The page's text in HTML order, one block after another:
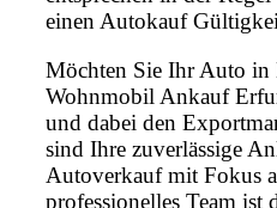
einen Autokauf
Möchten Sie Ihr Auto in
Wohnmobil Ankauf
und dabei den
sind Ihre zuverlässige
Autoverkauf mit Fokus
professionelles Team ist